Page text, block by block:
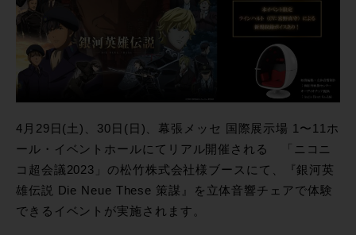
4月29日(土)、30日(日)、幕張メッセ 国際展示場 1〜11ホ
ール・イベントホールにてリアル開催される 「ニコニ
コ超会議2023」の松竹株式会社様ブースにて、『銀河英
雄伝説 Die Neue These 策謀』を立体音響チェアで体験
できるイベントが実施されます。